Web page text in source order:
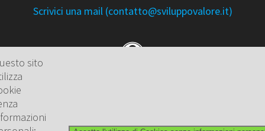
Scrivici una mail (contatto@sviluppovalore.it)
sito